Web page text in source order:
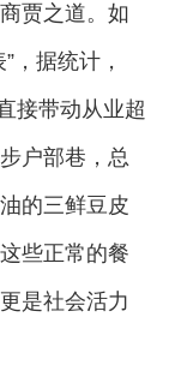
贾之道。如
，据统计，
接带动从业超
户部巷，总
的三鲜豆皮
些正常的餐
是社会活力